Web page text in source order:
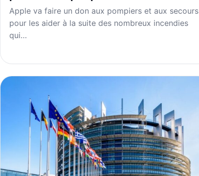
Apple va faire un don aux pompiers et aux secours
pour les aider à la suite des nombreux incendies
qui…